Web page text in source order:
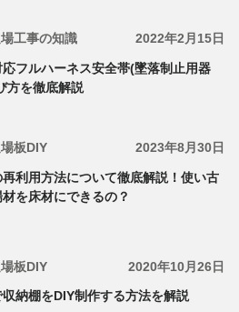
場工事の知識 2022年2月15日
応フルハーネス安全帯(墜落制止用器
方を徹底解説
板DIY 2023年8月30日
再利用方法について徹底解説！使い古
材を床材にできるの？
板DIY 2020年10月26日
収納棚をDIY制作する方法を解説